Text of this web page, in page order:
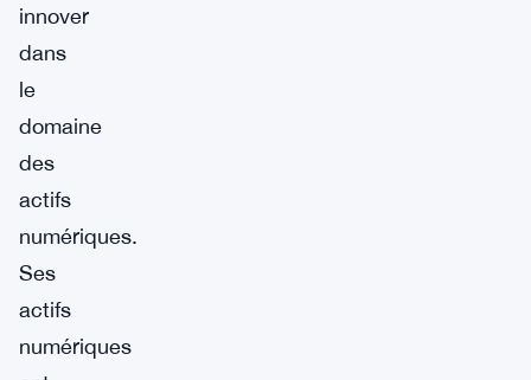
innover
dans
le
domaine
des
actifs
numériques.
Ses
actifs
numériques